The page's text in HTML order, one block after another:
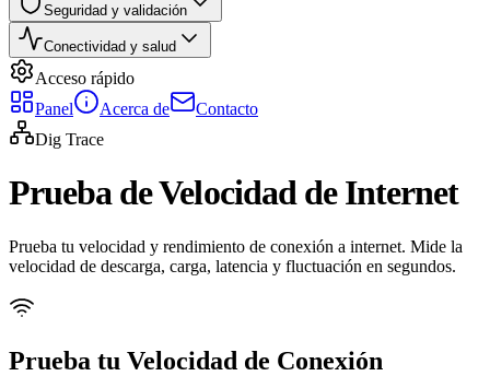
Seguridad y validación
Conectividad y salud
Acceso rápido
Panel
Acerca de
Contacto
Dig Trace
Prueba de Velocidad de Internet
Prueba tu velocidad y rendimiento de conexión a internet. Mide la
velocidad de descarga, carga, latencia y fluctuación en segundos.
Prueba tu Velocidad de Conexión